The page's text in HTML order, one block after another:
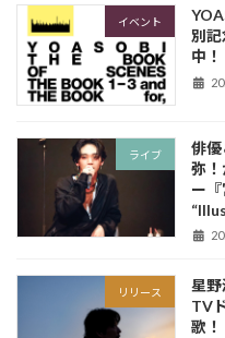
イベント
別
中！
ライブ
俳
弥
ー
リリース
星野
TV
歌！